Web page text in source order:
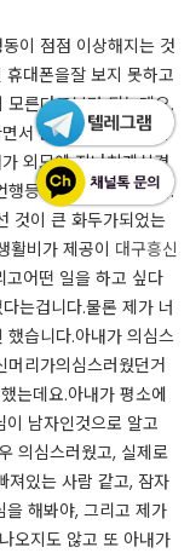
이 점점 이상해지는 것
대폰을잘 보지 못하고
른다고보면 되는데요.​
서 은근 아내의행동이
외모에 지나치게신경
등이 바로그렇습니다.​
것이 큰 화두가되었는
활비가 제공이 대구흥신
고어떤 일을 하고 싶다
는겁니다.​물론 제가 너
습니다.​아내가 의심스
리가의심스러웠던거
는데요.​아내가 평소에
남자인것으로 알고
의심스러웠고, 실제로
져있는 사람 같고, 잠자
을 해봐야, 그리고 제가
오지도 않고 또 아내가